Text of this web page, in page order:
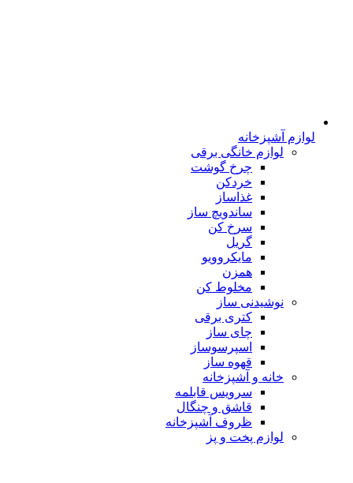
لوازم آشپزخانه
لوازم خانگی برقی
چرخ گوشت
خردکن
غذاساز
ساندویچ ساز
سرخ کن
گریل
مایکروویو
همزن
مخلوط کن
نوشیدنی ساز
کتری برقی
چای ساز
اسپرسوساز
قهوه ساز
خانه و آشپزخانه
سرویس قابلمه
قاشق و چنگال
ظروف آشپزخانه
لوازم پخت و پز